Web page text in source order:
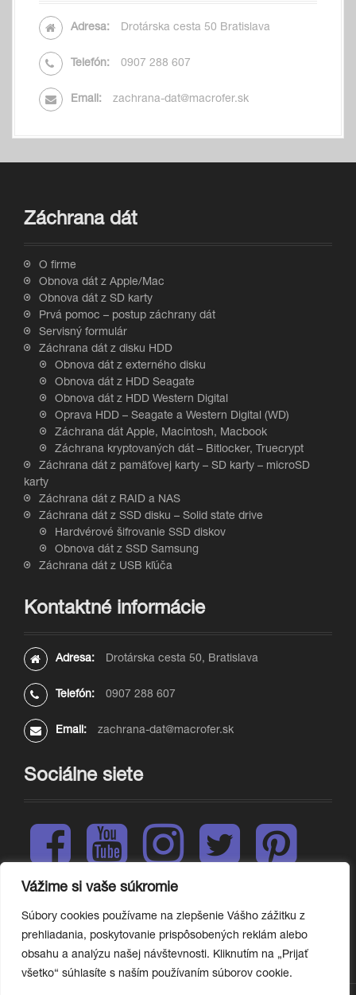
Vážime si vaše súkromie
Súbory cookies používame na zlepšenie Vášho zážitku z
prehliadania, poskytovanie prispôsobených reklám alebo
obsahu a analýzu našej návštevnosti. Kliknutím na „Prijať
všetko“ súhlasíte s naším používaním súborov cookie.
Adresa: Drotárska cesta 50 Bratislava
Telefón: 0907 288 607
Email: zachrana-dat@macrofer.sk
Záchrana dát
O firme
Obnova dát z Apple/Mac
Obnova dát z SD karty
Prvá pomoc – postup záchrany dát
Servisný formulár
Záchrana dát z disku HDD
Obnova dát z externého disku
Obnova dát z HDD Seagate
Obnova dát z HDD Western Digital
Oprava HDD – Seagate a Western Digital (WD)
Záchrana dát Apple, Macintosh, Macbook
Záchrana kryptovaných dát – Bitlocker, Truecrypt
Záchrana dát z pamäťovej karty – SD karty – microSD
karty
Záchrana dát z RAID a NAS
Záchrana dát z SSD disku – Solid state drive
Hardvérové šifrovanie SSD diskov
Obnova dát z SSD Samsung
Záchrana dát z USB kľúča
Kontaktné informácie
Adresa: Drotárska cesta 50, Bratislava
Telefón: 0907 288 607
Email: zachrana-dat@macrofer.sk
Sociálne siete
F
c
b
o
o
Y
u
u
b
s
g
r
T
i
e
P
n
e
t
L
n
k
e
d